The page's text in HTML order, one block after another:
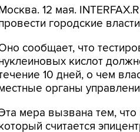
12 мая.
городские
сообщает, что
кислот
10 дней, о чем
органы
мера вызвана тем,
считается